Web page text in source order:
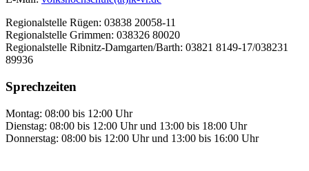
Regionalstelle Rügen: 03838 20058-11
Regionalstelle Grimmen: 038326 80020
Regionalstelle Ribnitz-Damgarten/Barth: 03821 8149-17/038231
89936
Sprechzeiten
Montag: 08:00 bis 12:00 Uhr
Dienstag: 08:00 bis 12:00 Uhr und 13:00 bis 18:00 Uhr
Donnerstag: 08:00 bis 12:00 Uhr und 13:00 bis 16:00 Uhr